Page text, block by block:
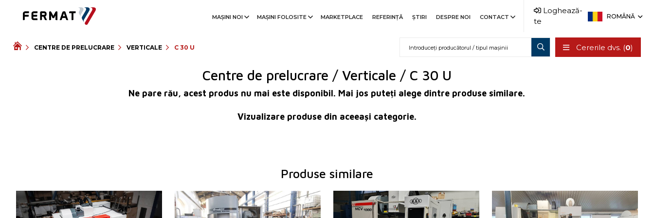
MAȘINI NOI MAȘINI FOLOSITE MARKETPLACE REFERINŢĂ ȘTIRI DESPRE NOI CONTACT
Loghează-
te
ROMÂNĂ
CENTRE DE PRELUCRARE VERTICALE C 30 U Cererile dvs. (0)
Centre de prelucrare / Verticale / C 30 U
Ne pare rău, acest produs nu mai este disponibil. Mai jos puteți alege dintre produse similare.
Vizualizare produse din aceeași categorie.
Produse similare
An fabricație:
2025
Sistem de control
da
An fabricație:
2005
Sistem de control
da
An fabricație:
2024
Sistem de control
da
An fabricație:
Sistem de control
da